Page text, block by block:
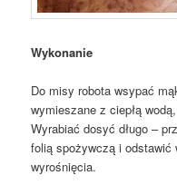
Wykonanie
Do misy robota wsypać
wymieszane z ciepłą
Wyrabiać dosyć długo –
folią spożywczą i odstawić
wyrośnięcia.